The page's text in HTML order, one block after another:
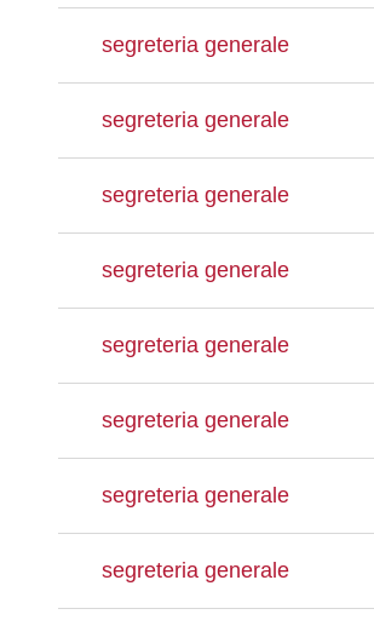
segreteria generale
segreteria generale
segreteria generale
segreteria generale
segreteria generale
segreteria generale
segreteria generale
segreteria generale